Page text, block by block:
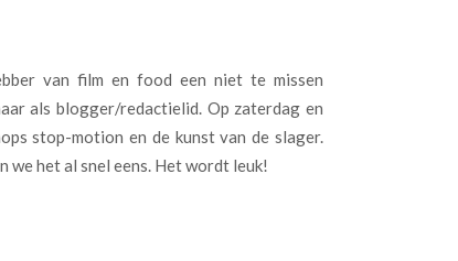
van film en food een niet te missen
als blogger/redactielid. Op zaterdag en
stop-motion en de kunst van de slager.
we het al snel eens. Het wordt leuk!